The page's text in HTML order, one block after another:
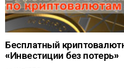
Бесплатный
«Инвестиции без потерь»